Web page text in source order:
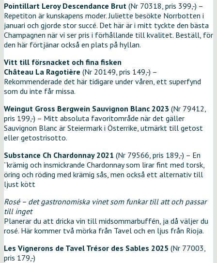
Pointillart Leroy Descendance Brut (Nr 70318, pris 399,-) –
Repetiton är kunskapens moder. Juliette besökte Norrbotten i
januari och gjorde stor succé. Det här är i mitt tyckte den bästa
Champagnen när vi ser pris i förhållande till kvalitet. Beställ, för
den här förtjänar också en plats på hyllan.
Vitt till försnacket och fina fisken
Château La Ragotière (Nr 20149, pris 149,-) –
Rekommenderade det här tidigare under våren, ett superfynd
som du inte får missa.
Weingut Gross Bergwein Sauvignon Blanc 2023 (Nr 79412,
pris 199,-) – Mitt absoluta favoritområde när det gäller
Sauvignon Blanc är Steiermark i Österrike, utmärkt till getost
eller getostrisotto.
Substance Ch Chardonnay 2021 (Nr 79566, pris 189,-) – En
”krämig och insmickrande Chardonnay som lirar fint med torsk,
öring och röding med krämig sås, men också ett alternativ till
ljust kött
Rosé – det gastronomiska vinet som funkar till att och passar
till inget
Planerar du att dricka vin till midsommarbuffén, ja då väljer du
rosé. Här kommer två mörka från Tavel och en ljus från Rioja.
Les Vignerons de Tavel Trésor des Sables 2025 (Nr 77003,
pris 179,-)